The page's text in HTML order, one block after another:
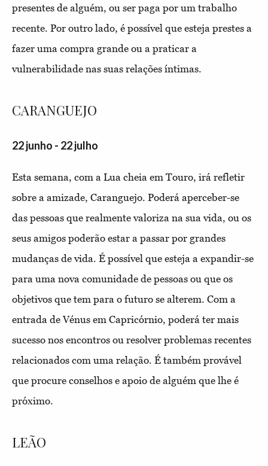
presentes de alguém, ou ser paga por um trabalho
recente. Por outro lado, é possível que esteja prestes a
fazer uma compra grande ou a praticar a
vulnerabilidade nas suas relações íntimas.
CARANGUEJO
22 junho - 22 julho
Esta semana, com a Lua cheia em Touro, irá refletir
sobre a amizade, Caranguejo. Poderá aperceber-se
das pessoas que realmente valoriza na sua vida, ou os
seus amigos poderão estar a passar por grandes
mudanças de vida. É possível que esteja a expandir-se
para uma nova comunidade de pessoas ou que os
objetivos que tem para o futuro se alterem. Com a
entrada de Vénus em Capricórnio, poderá ter mais
sucesso nos encontros ou resolver problemas recentes
relacionados com uma relação. É também provável
que procure conselhos e apoio de alguém que lhe é
próximo.
LEÃO